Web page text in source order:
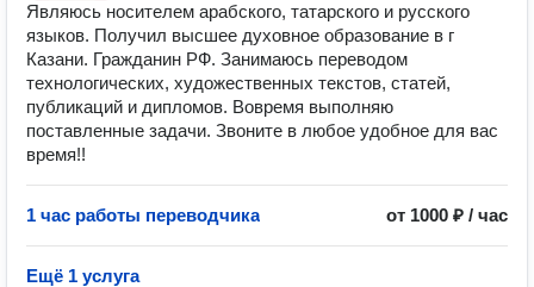
Являюсь носителем арабского, татарского и русского
языков. Получил высшее духовное образование в г
Казани. Гражданин РФ. Занимаюсь переводом
технологических, художественных текстов, статей,
публикаций и дипломов. Вовремя выполняю
поставленные задачи. Звоните в любое удобное для вас
время!!
1 час работы переводчика от 1000 ₽ / час
Ещё 1 услуга